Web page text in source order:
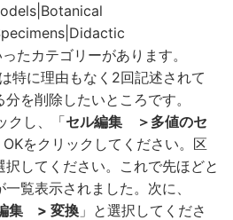
たカテゴリーがあります。
特に理由もなく2回記述されて
を削除したいところです。
クし、「セル編集 ＞多値のセ
OKをクリックしてください。区
してください。これで先ほどと
覧表示されました。次に、
集 > 変換 」と選択してくださ